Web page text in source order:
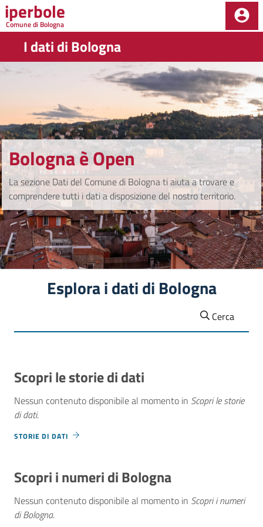
Salta al contenuto principale della pagina
iperbole
Comune di Bologna
I dati di Bologna
Parte principale della pagina
Bologna è Open
La sezione Dati del Comune di Bologna ti aiuta a trovare e
comprendere tutti i dati a disposizione del nostro territorio.
Esplora i dati di Bologna
Cerca
Scopri le storie di dati
Nessun contenuto disponibile al momento in Scopri le storie
di dati.
STORIE DI DATI
Scopri i numeri di Bologna
Nessun contenuto disponibile al momento in Scopri i numeri
di Bologna.